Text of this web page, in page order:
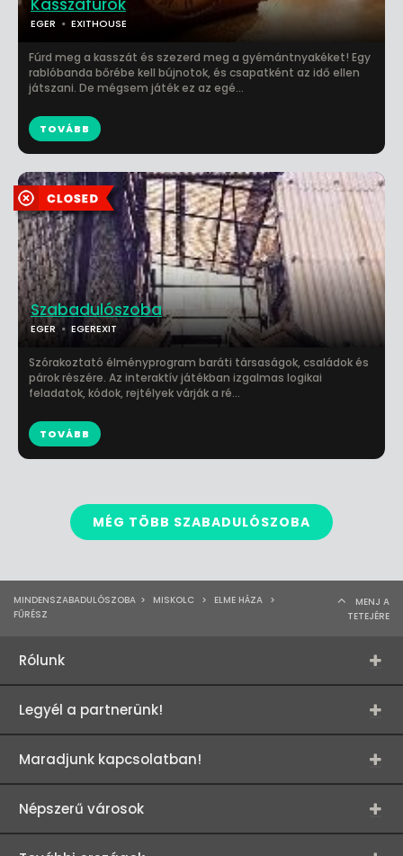
Kasszafúrók
EGER EXITHOUSE
Fúrd meg a kasszát és szezerd meg a gyémántnyakéket! Egy
rablóbanda bőrébe kell bújnotok, és csapatként az idő ellen
játszani. De mégsem játék ez az egé...
TOVÁBB
Szabadulószoba
EGER EGEREXIT
Szórakoztató élményprogram baráti társaságok, családok és
párok részére. Az interaktív játékban izgalmas logikai
feladatok, kódok, rejtélyek várják a ré...
TOVÁBB
MÉG TÖBB SZABADULÓSZOBA
MINDENSZABADULÓSZOBA > MISKOLC > ELME HÁZA >
FŰRÉSZ
MENJ A
TETEJÉRE
Rólunk
Legyél a partnerünk!
Maradjunk kapcsolatban!
Népszerű városok